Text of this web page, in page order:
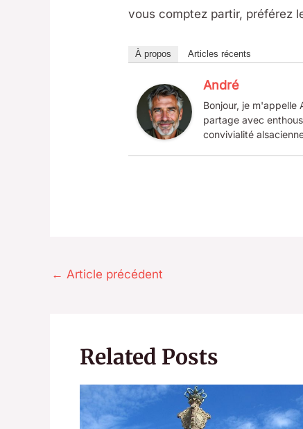
vous comptez partir, préférez
À propos Articles récents
André
Bonjour, je m'appelle
partage avec
convivialité
← Article précédent
Related Posts